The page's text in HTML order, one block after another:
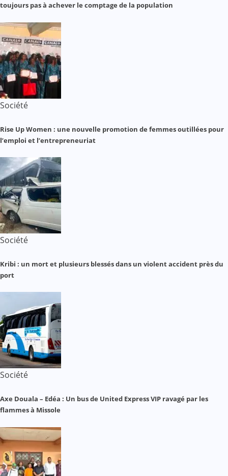
toujours pas à achever le comptage de la population
Société
Rise Up Women : une nouvelle promotion de femmes outillées pour
l’emploi et l’entrepreneuriat
Société
Kribi : un mort et plusieurs blessés dans un violent accident près du
port
Société
Axe Douala – Edéa : Un bus de United Express VIP ravagé par les
flammes à Missole